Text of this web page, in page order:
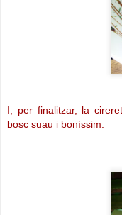
I, per finalitzar, la
bosc suau i boníssim.